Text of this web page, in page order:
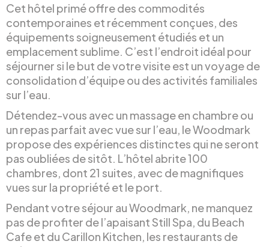
Cet hôtel primé offre des commodités
contemporaines et récemment conçues, des
équipements soigneusement étudiés et un
emplacement sublime. C’est l’endroit idéal pour
séjourner si le but de votre visite est un voyage de
consolidation d’équipe ou des activités familiales
sur l’eau.
Détendez-vous avec un massage en chambre ou
un repas parfait avec vue sur l’eau, le Woodmark
propose des expériences distinctes qui ne seront
pas oubliées de sitôt. L’hôtel abrite 100
chambres, dont 21 suites, avec de magnifiques
vues sur la propriété et le port.
Pendant votre séjour au Woodmark, ne manquez
pas de profiter de l’apaisant Still Spa, du Beach
Cafe et du Carillon Kitchen, les restaurants de